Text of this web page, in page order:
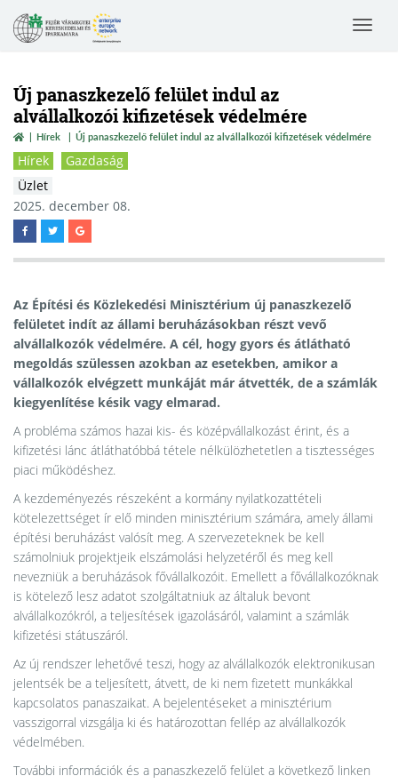
Toggle
Új panaszkezelő felület indul az
alvállalkozói kifizetések védelmére
Hírek Új panaszkezelő felület indul az alvállalkozói kifizetések védelmére
Hírek
Gazdaság
Üzlet
2025. december 08.
Az Építési és Közlekedési Minisztérium új panaszkezelő
felületet indít az állami beruházásokban részt vevő
alvállalkozók védelmére. A cél, hogy gyors és átlátható
megoldás szülessen azokban az esetekben, amikor a
vállalkozók elvégzett munkáját már átvették, de a számlák
kiegyenlítése késik vagy elmarad.
A probléma számos hazai kis- és középvállalkozást érint, és a
kifizetési lánc átláthatóbbá tétele nélkülözhetetlen a tisztességes
piaci működéshez.
A kezdeményezés részeként a kormány nyilatkozattételi
kötelezettséget ír elő minden minisztérium számára, amely állami
építési beruházást valósít meg. A szervezeteknek be kell
számolniuk projektjeik elszámolási helyzetéről és meg kell
nevezniük a beruházások fővállalkozóit. Emellett a fővállalkozóknak
is kötelező lesz adatot szolgáltatniuk az általuk bevont
alvállalkozókról, a teljesítések igazolásáról, valamint a számlák
kifizetési státuszáról.
Az új rendszer lehetővé teszi, hogy az alvállalkozók elektronikusan
jelentsék be a teljesített, átvett, de ki nem fizetett munkákkal
kapcsolatos panaszaikat. A bejelentéseket a minisztérium
vasszigorral vizsgálja ki és határozottan fellép az alvállalkozók
védelmében.
További információk és a panaszkezelő felület a következő linken